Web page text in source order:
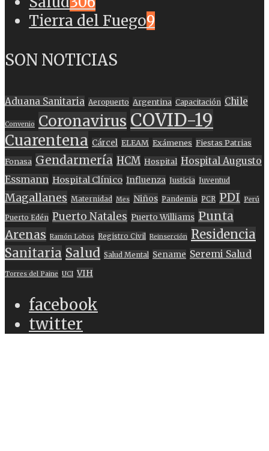
Tierra del Fuego9
SON NOTICIAS
Aduana Sanitaria Aeropuerto Argentina Capacitación Chile
Convenio Coronavirus COVID-19
Cuarentena Cárcel ELEAM Exámenes Fiestas Patrias
Fonasa Gendarmería HCM Hospital Hospital Augusto
Essmann Hospital Clínico Influenza Justicia Juventud
Magallanes Maternidad Mes Niños Pandemia PCR PDI Perú
Puerto Edén Puerto Natales Puerto Williams Punta
Arenas Ramón Lobos Registro Civil Reinserción Residencia
Sanitaria Salud Salud Mental Sename Seremi Salud
Torres del Paine UCI VIH
facebook
twitter